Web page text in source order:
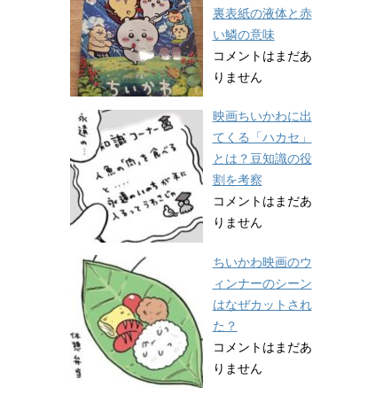
裏表紙の液体と赤
い鱗の意味
コメントはまだあ
りません
映画ちいかわに出
てくる「ハカセ」
とは？豆知識の役
割を考察
コメントはまだあ
りません
ちいかわ映画のウ
ィンナーのシーン
はなぜカットされ
た？
コメントはまだあ
りません